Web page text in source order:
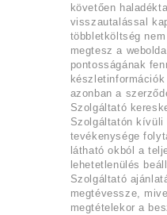
követően
visszautalással
többletköltség
megtesz a
pontosságának
azonban a
Szolgáltató
Szolgáltatón kívüli
tevékenysége
látható okból a
lehetetlenülés
Szolgáltató
megtévessze,
megtételekor a